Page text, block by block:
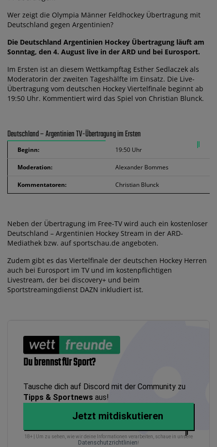
Wer zeigt die Olympia Männer Feldhockey Übertragung mit
Deutschland gegen Argentinien?
Die Deutschland Argentinien Hockey Übertragung läuft am
Sonntag, den 4. August live in der ARD und bei Eurosport.
Im Ersten ist an diesem Wettkampftag Esther Sedlaczek als
Moderatorin der zweiten Tageshälfte im Einsatz. Die Live-
Übertragung vom deutschen Hockey Viertelfinale beginnt ab
19:50 Uhr. Kommentiert wird das Spiel von Christian Blunck.
Deutschland – Argentinien TV-Übertragung im Ersten
Beginn: 19:50 Uhr
Moderation: Alexander Bommes
Kommentatoren: Christian Blunck
Neben der Übertragung im Free-TV wird auch ein kostenloser
Deutschland – Argentinien Hockey Stream in der ARD-
Mediathek bzw. auf sportschau.de angeboten.
Zudem gibt es das Viertelfinale der deutschen Hockey Herren
auch bei Eurosport im TV und im kostenpflichtigen
Livestream, der bei discovery+ und beim
Sportstreamingdienst DAZN inkludiert ist.
Du brennst für Sport?
Tausche dich auf Discord mit der Community zu
Tipps & Sportnews aus!
Jetzt mitdiskutieren
18+ | Um zu sehen, wie wir deine Informationen verarbeiten, schaue in unsere
Datenschutzrichtlinien!